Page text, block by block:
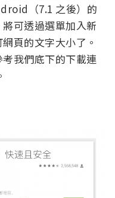
（7.1 之後）的
可透過選單加入新
頁的文字大小了。
我們底下的下載連